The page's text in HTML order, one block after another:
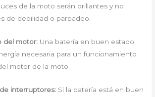
de la moto serán brillantes y no
de debilidad o parpadeo.
del motor: Una batería en buen estado
necesaria para un funcionamiento
motor de la moto.
interruptores: Si la batería está en buen